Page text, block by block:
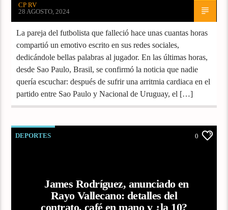
CP RV
28 AGOSTO, 2024
La pareja del futbolista que falleció hace unas cuantas horas
compartió un emotivo escrito en sus redes sociales,
dedicándole bellas palabras al jugador. En las últimas horas,
desde Sao Paulo, Brasil, se confirmó la noticia que nadie
quería escuchar: después de sufrir una arritmia cardiaca en el
partido entre Sao Paulo y Nacional de Uruguay, el […]
DEPORTES 0
James Rodríguez, anunciado en
Rayo Vallecano: detalles del
contrato, café en mano y ¿la 10?